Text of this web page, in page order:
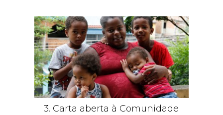
3. Carta aberta à Comunidade